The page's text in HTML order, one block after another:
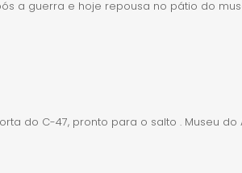
a guerra e hoje repousa no pátio do
do C-47, pronto para o salto . Museu do